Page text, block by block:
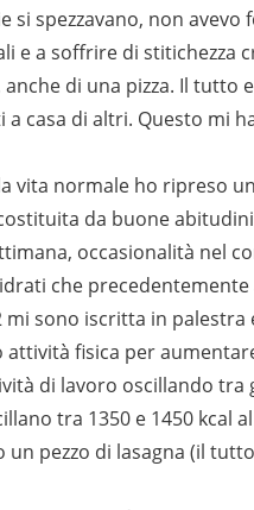
si spezzavano, non
e a soffrire di stitichezza
di una pizza. Il tutto
a casa di altri. Questo mi
vita normale ho ripreso
da buone
occasionalità nel
che
mi sono iscritta in
fisica per
di lavoro oscillando tra
tra 1350 e 1450 kcal
un pezzo di lasagna (il